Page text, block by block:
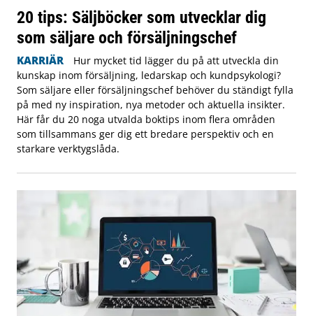
20 tips: Säljböcker som utvecklar dig
som säljare och försäljningschef
KARRIÄR
Hur mycket tid lägger du på att utveckla din
kunskap inom försäljning, ledarskap och kundpsykologi?
Som säljare eller försäljningschef behöver du ständigt fylla
på med ny inspiration, nya metoder och aktuella insikter.
Här får du 20 noga utvalda boktips inom flera områden
som tillsammans ger dig ett bredare perspektiv och en
starkare verktygslåda.